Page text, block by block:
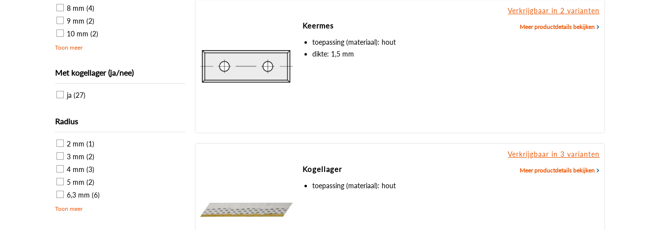
8 mm (4)
9 mm (2)
10 mm (2)
Toon meer
Met kogellager (ja/nee)
ja (27)
Radius
2 mm (1)
3 mm (2)
4 mm (3)
5 mm (2)
6,3 mm (6)
Toon meer
Keermes
toepassing (materiaal): hout
dikte: 1,5 mm
Verkrijgbaar in 2 varianten
Meer productdetails bekijken
Kogellager
toepassing (materiaal): hout
Verkrijgbaar in 3 varianten
Meer productdetails bekijken